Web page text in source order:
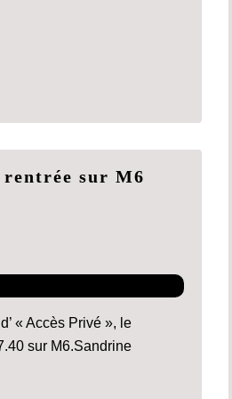
rentrée sur M6
« Accès Privé », le
sur M6.Sandrine